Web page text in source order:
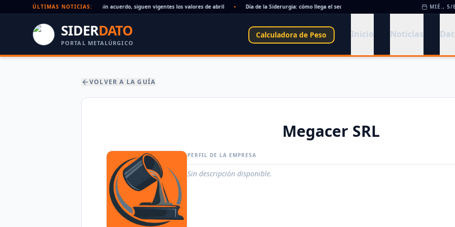
ÚLTIMAS NOTICIAS:
Paritaria UOM agosto 2026: sin acuerdo, siguen vigentes los valores de abril Día de la Siderurgia: cómo llega el sector al aniversario 78 del legado de Savio •
MIÉ., 5/
SIDERDATO
PORTAL METALÚRGICO
Calculadora de Peso Inicio Noticias
VOLVER A LA GUÍA
Megacer SRL
PERFIL DE LA EMPRESA
Sin descripción disponible.